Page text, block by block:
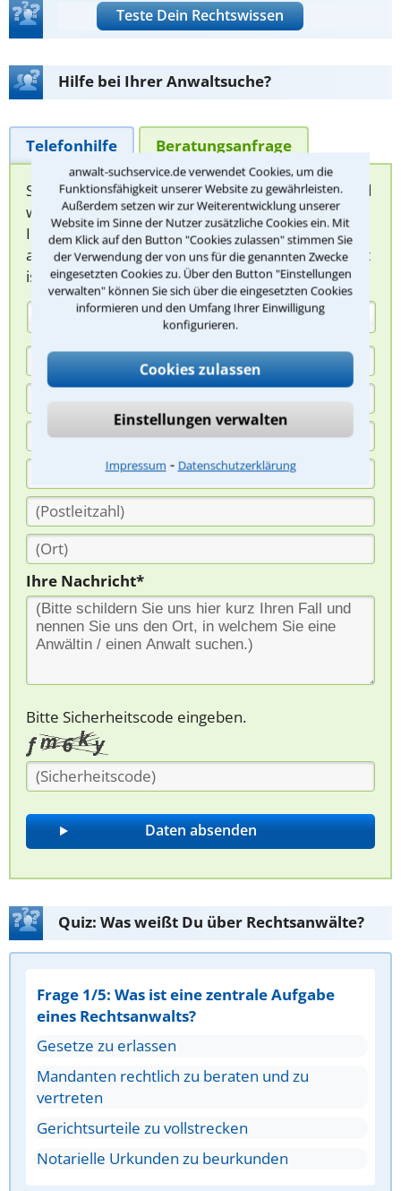
anwalt-suchservice.de verwendet Cookies, um die
Funktionsfähigkeit unserer Website zu gewährleisten.
Außerdem setzen wir zur Weiterentwicklung unserer
Website im Sinne der Nutzer zusätzliche Cookies ein. Mit
dem Klick auf den Button "Cookies zulassen" stimmen Sie
der Verwendung der von uns für die genannten Zwecke
eingesetzten Cookies zu. Über den Button "Einstellungen
verwalten" können Sie sich über die eingesetzten Cookies
informieren und den Umfang Ihrer Einwilligung
konfigurieren.
Cookies zulassen
Einstellungen verwalten
Impressum ⁃ Datenschutzerklärung
Teste Dein Rechtswissen
Hilfe bei Ihrer Anwaltsuche?
Telefonhilfe Beratungsanfrage
Sie können hier Ihren Fall schildern. Anschließend
werden sich spezialisierte Rechtsanwälte bei
Ihnen melden, um das weitere Vorgehen
abzuklären. Die Rückmeldung durch einen Anwalt
ist für Sie kostenlos.
(Anrede)
Ihre Nachricht*
Bitte Sicherheitscode eingeben.
Quiz: Was weißt Du über Rechtsanwälte?
Frage 1/5: Was ist eine zentrale Aufgabe
eines Rechtsanwalts?
Gesetze zu erlassen
Mandanten rechtlich zu beraten und zu
vertreten
Gerichtsurteile zu vollstrecken
Notarielle Urkunden zu beurkunden